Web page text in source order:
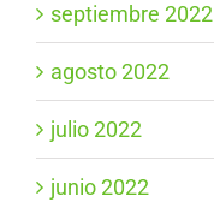
septiembre 2022
agosto 2022
julio 2022
junio 2022